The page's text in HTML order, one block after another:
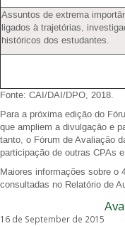
Assuntos de extrema
ligados à trajetórias,
históricos dos estudantes.
Fonte: CAI/DAI/DPO, 2018.
Para a próxima edição do
que ampliem a divulgação e
tanto, o Fórum de Avaliação
participação de outras CPAs
Maiores informações sobre o
consultadas no Relatório de
16 de September de 2015